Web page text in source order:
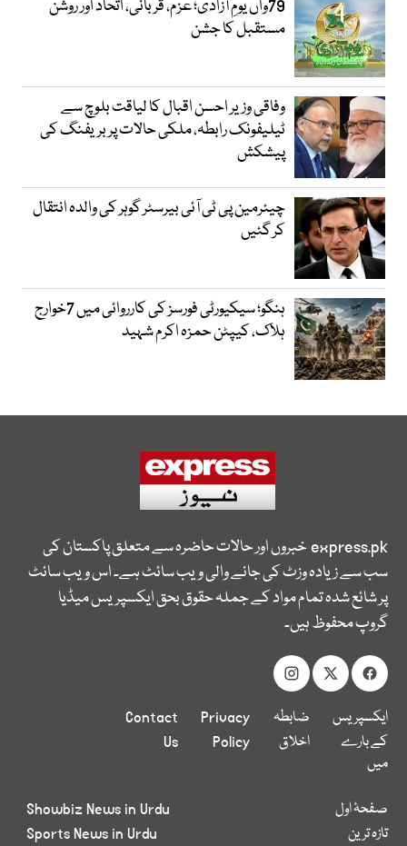
79واں یومِ آزادی؛ عزم، قربانی، اتحاد اور روشن
مستقبل کا جشن
وفاقی وزیر احسن اقبال کا لیاقت بلوچ سے
ٹیلیفونک رابطہ، ملکی حالات پر بریفنگ کی
پیشکش
چیئرمین پی ٹی آئی بیرسٹر گوہر کی والدہ انتقال
کر گئیں
ہنگو؛ سیکیورٹی فورسز کی کارروائی میں 7خوارج
ہلاک، کیپٹن حمزہ اکرم شہید
express.pkخبروں اور حالات حاضرہ سے متعلق پاکستان کی
سب سے زیادہ وزٹ کی جانے والی ویب سائٹ ہے۔ اس ویب سائٹ
پر شائع شدہ تمام مواد کے جملہ حقوق بحق ایکسپریس میڈیا
گروپ محفوظ ہیں۔
ایکسپریس
کے بارے
میں
ضابطہ
اخلاق
Privacy
Policy
Contact
Us
صفحۂ اول
تازہ ترین
Showbiz News in Urdu
Sports News in Urdu